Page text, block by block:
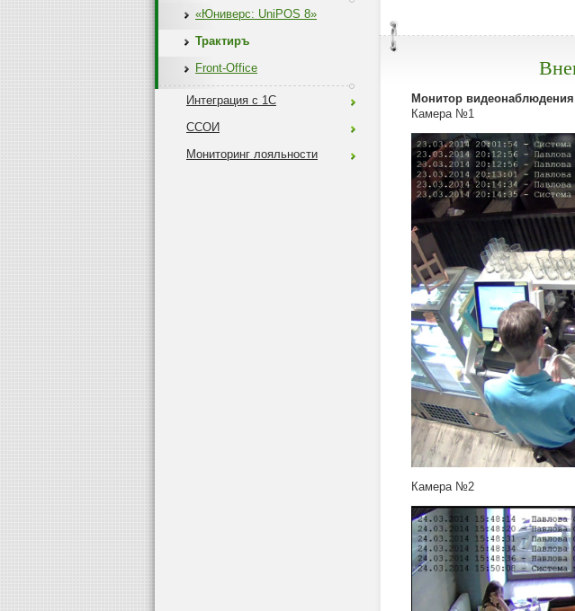
«Юниверс: UniPOS 8»
Трактиръ
Front-Office
Интеграция с 1С
ССОИ
Мониторинг лояльности
Монитор видеонаблюдения
Камера №1
Камера №2